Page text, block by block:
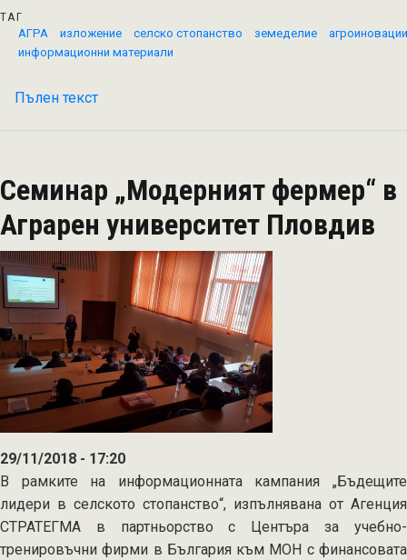
ТАГ
АГРА
изложение селско стопанство земеделие
информационни материали
Пълен текст
"Бъдещите
селското
стопанство"
участва
изложението
АГРА
2019
Семинар „Модерният фермер“ в
Аграрен университет Пловдив
29/11/2018 - 17:20
В рамките на информационната кампания „Бъдещите
лидери в селското стопанство“, изпълнявана от Агенция
СТРАТЕГМА в партньорство с Центърa за учебно-
тренировъчни фирми в България към МОН с финансовата